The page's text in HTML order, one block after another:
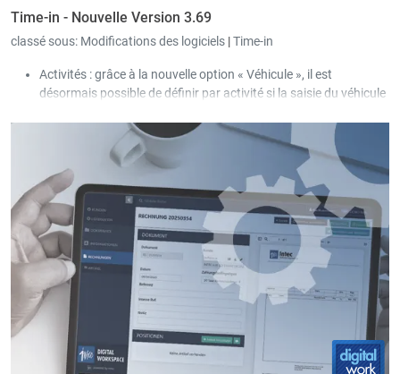
Time-in - Nouvelle Version 3.69
classé sous: Modifications des logiciels |Time-in
Activités : grâce à la nouvelle option « Véhicule », il est
désormais possible de définir par activité si la saisie du véhicule
du temps de travail / pointage.